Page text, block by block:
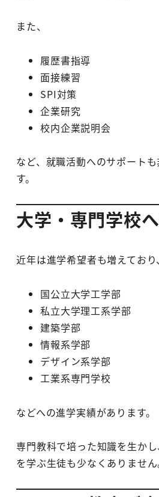
また、
履歴書指導
面接練習
SPI対策
企業研究
校内企業説明会
など、就職活動へのサポート
す。
大学・専門学校
近年は進学希望者も増えており、
国公立大学工学部
私立大学理工系学部
建築学部
情報系学部
デザイン系学部
工業系専門学校
などへの進学実績があります。
専門教科で培った知識を生か
を学ぶ生徒も少なくありません